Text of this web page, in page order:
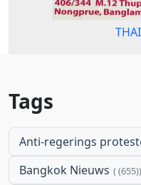
Tags
Anti-regerings
Bangkok Nieuws (655)